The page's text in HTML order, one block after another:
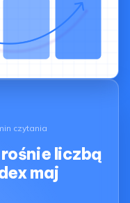
czytania
liczbą
maj